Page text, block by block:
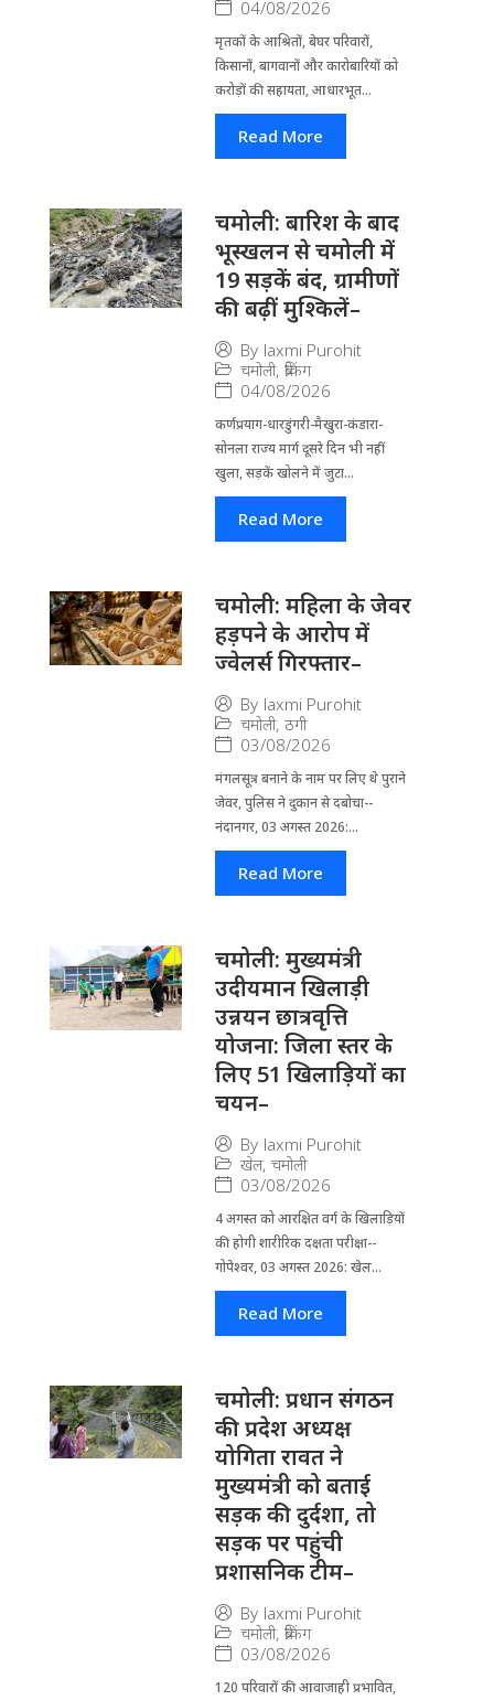
04/08/2026
मृतकों के आश्रितों, बेघर परिवारों,
किसानों, बागवानों और कारोबारियों को
करोड़ों की सहायता, आधारभूत...
Read More
चमोली: बारिश के बाद
भूस्खलन से चमोली में
19 सड़कें बंद, ग्रामीणों
की बढ़ीं मुश्किलें–
By laxmi Purohit
चमोली, ब्रेकिंग
04/08/2026
कर्णप्रयाग-धारडुंगरी-मैखुरा-कंडारा-
सोनला राज्य मार्ग दूसरे दिन भी नहीं
खुला, सड़कें खोलने में जुटा...
Read More
चमोली: महिला के जेवर
हड़पने के आरोप में
ज्वेलर्स गिरफ्तार–
By laxmi Purohit
चमोली, ठगी
03/08/2026
मंगलसूत्र बनाने के नाम पर लिए थे पुराने
जेवर, पुलिस ने दुकान से दबोचा--
नंदानगर, 03 अगस्त 2026:...
Read More
चमोली: मुख्यमंत्री
उदीयमान खिलाड़ी
उन्नयन छात्रवृत्ति
योजना: जिला स्तर के
लिए 51 खिलाड़ियों का
चयन–
By laxmi Purohit
खेल, चमोली
03/08/2026
4 अगस्त को आरक्षित वर्ग के खिलाड़ियों
की होगी शारीरिक दक्षता परीक्षा--
गोपेश्वर, 03 अगस्त 2026: खेल...
Read More
चमोली: प्रधान संगठन
की प्रदेश अध्यक्ष
योगिता रावत ने
मुख्यमंत्री को बताई
सड़क की दुर्दशा, तो
सड़क पर पहुंची
प्रशासनिक टीम–
By laxmi Purohit
चमोली, ब्रेकिंग
03/08/2026
120 परिवारों की आवाजाही प्रभावित,